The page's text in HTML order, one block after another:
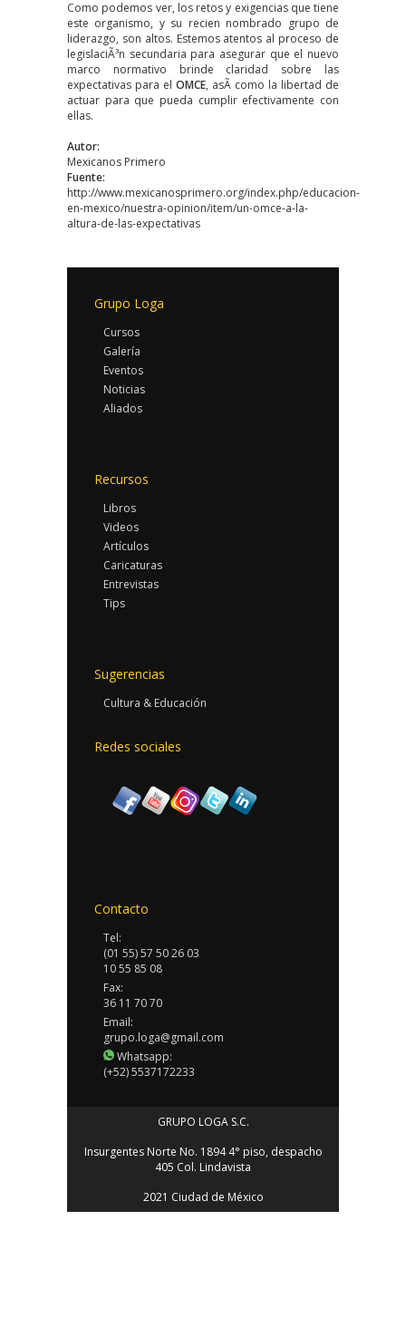
Como podemos ver, los retos y exigencias que tiene
este organismo, y su recien nombrado grupo de
liderazgo, son altos. Estemos atentos al proceso de
legislaciÃ³n secundaria para asegurar que el nuevo
marco normativo brinde claridad sobre las
expectativas para el OMCE, asÃ­ como la libertad de
actuar para que pueda cumplir efectivamente con
ellas.
Autor:
Mexicanos Primero
Fuente:
http://www.mexicanosprimero.org/index.php/educacion-
en-mexico/nuestra-opinion/item/un-omce-a-la-
altura-de-las-expectativas
Grupo Loga
Cursos
Galería
Eventos
Noticias
Aliados
Recursos
Libros
Videos
Artículos
Caricaturas
Entrevistas
Tips
Sugerencias
Cultura & Educación
Redes sociales
Contacto
Tel:
(01 55) 57 50 26 03
10 55 85 08
Fax:
36 11 70 70
Email:
grupo.loga@gmail.com
Whatsapp:
(+52) 5537172233
GRUPO LOGA S.C.
Insurgentes Norte No. 1894 4° piso, despacho
405 Col. Lindavista
2021 Ciudad de México